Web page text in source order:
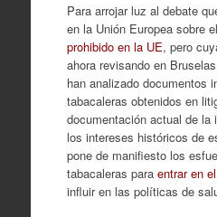
Para arrojar luz al debate
en la Unión Europea sobre
prohibido en la UE, pero
ahora revisando en
han analizado documentos
tabacaleras obtenidos en
documentación actual de la
los intereses históricos de
pone de manifiesto los
tabacaleras para entrar en
influir en las políticas de